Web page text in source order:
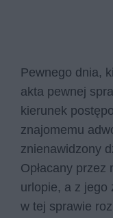
Pewnego dnia,
akta pewnej
kierunek
znajomemu
znienawidzony
Opłacany przez
urlopie, a z jego
w tej sprawie